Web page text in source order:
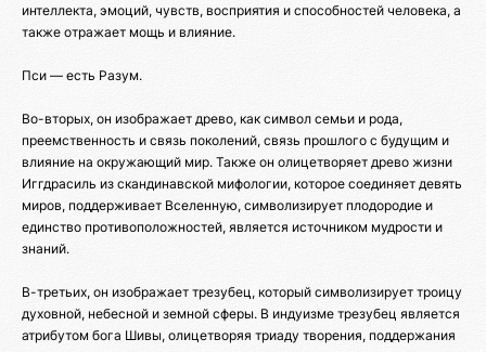
интеллекта, эмоций, чувств, восприятия и способностей человека, а
также отражает мощь и влияние.
Пси — есть Разум.
Во-вторых, он изображает древо, как символ семьи и рода,
преемственность и связь поколений, связь прошлого с будущим и
влияние на окружающий мир. Также он олицетворяет древо жизни
Иггдрасиль из скандинавской мифологии, которое соединяет девять
миров, поддерживает Вселенную, символизирует плодородие и
единство противоположностей, является источником мудрости и
знаний.
В-третьих, он изображает трезубец, который символизирует троицу
духовной, небесной и земной сферы. В индуизме трезубец является
атрибутом бога Шивы, олицетворяя триаду творения, поддержания